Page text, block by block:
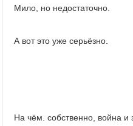
Мило, но недостаточно.
А вот это уже серьёзно.
На чём. собственно, война и